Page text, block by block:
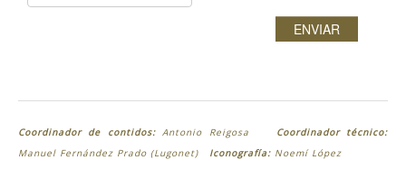
ENVIAR
Coordinador de contidos:Antonio Reigosa
Coordinador técnico:
Manuel Fernández Prado (Lugonet) Iconografía: Noemí López